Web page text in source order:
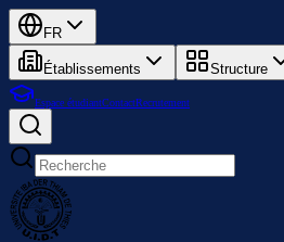
FR
Établissements Structure
Espace étudiantContactRecrutement